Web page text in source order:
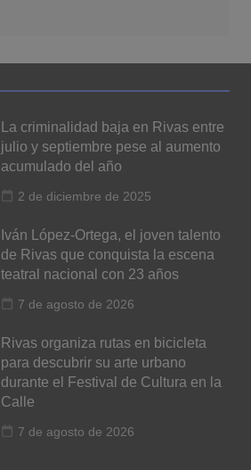
La criminalidad baja en Rivas entre
julio y septiembre pese al aumento
acumulado del año
2 de diciembre de 2025
Iván López-Ortega, el joven talento
de Rivas que conquista la escena
teatral nacional con 23 años
7 de agosto de 2026
Rivas organiza rutas en bicicleta
para descubrir su arte urbano
durante el Festival de Cultura en la
Calle
7 de agosto de 2026